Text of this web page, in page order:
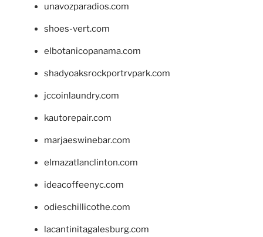
unavozparadios.com
shoes-vert.com
elbotanicopanama.com
shadyoaksrockportrvpark.com
jccoinlaundry.com
kautorepair.com
marjaeswinebar.com
elmazatlanclinton.com
ideacoffeenyc.com
odieschillicothe.com
lacantinitagalesburg.com